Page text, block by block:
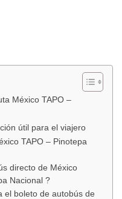
México TAPO –
útil para el viajero
TAPO – Pinotepa
directo de México
Nacional ?
el boleto de autobús de